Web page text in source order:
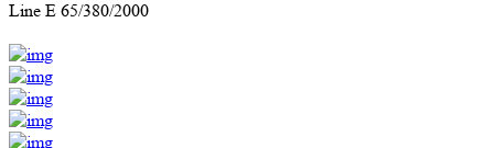
Line E 65/380/2000